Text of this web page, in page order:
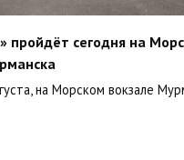
пройдёт сегодня на
на Морском вокзале